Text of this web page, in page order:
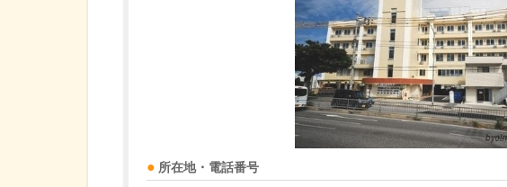
所在地・電話番号